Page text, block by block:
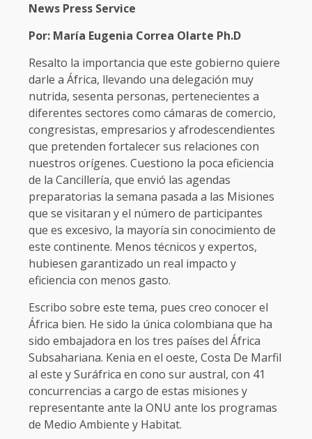
News Press Service
Por: María Eugenia Correa Olarte Ph.D
Resalto la importancia que este gobierno quiere
darle a África, llevando una delegación muy
nutrida, sesenta personas, pertenecientes a
diferentes sectores como cámaras de comercio,
congresistas, empresarios y afrodescendientes
que pretenden fortalecer sus relaciones con
nuestros orígenes. Cuestiono la poca eficiencia
de la Cancillería, que envió las agendas
preparatorias la semana pasada a las Misiones
que se visitaran y el número de participantes
que es excesivo, la mayoría sin conocimiento de
este continente. Menos técnicos y expertos,
hubiesen garantizado un real impacto y
eficiencia con menos gasto.
Escribo sobre este tema, pues creo conocer el
África bien. He sido la única colombiana que ha
sido embajadora en los tres países del África
Subsahariana. Kenia en el oeste, Costa De Marfil
al este y Suráfrica en cono sur austral, con 41
concurrencias a cargo de estas misiones y
representante ante la ONU ante los programas
de Medio Ambiente y Habitat.